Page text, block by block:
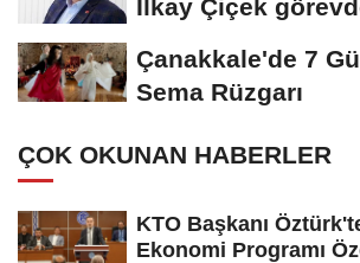
İlkay Çiçek
Çanakkale'de 7
Sema Rüzgarı
ÇOK OKUNAN HABERLER
KTO Başkanı
Ekonomi Programı